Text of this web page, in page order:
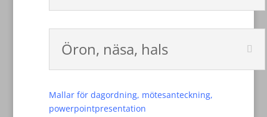
Öron, näsa, hals
Mallar för dagordning, mötesanteckning,
powerpointpresentation